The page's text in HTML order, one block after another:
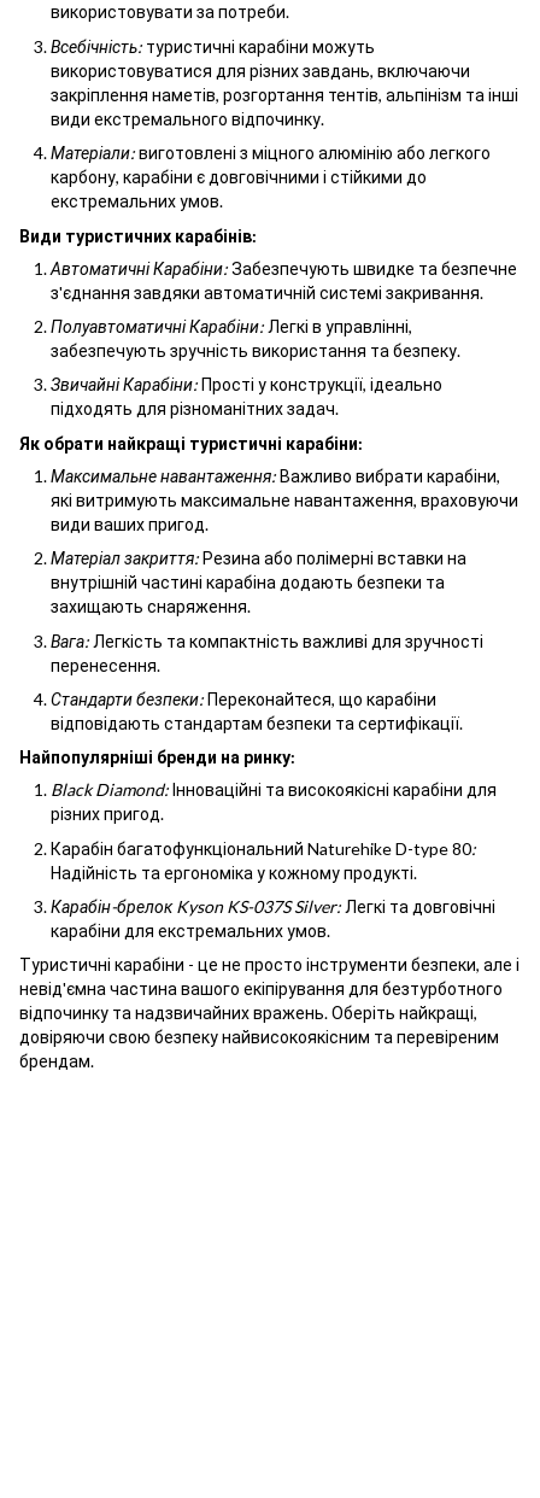
використовувати за потреби.
Всебічність: туристичні карабіни можуть
використовуватися для різних завдань, включаючи
закріплення наметів, розгортання тентів, альпінізм та інші
види екстремального відпочинку.
Матеріали:виготовлені з міцного алюмінію або легкого
карбону, карабіни є довговічними і стійкими до
екстремальних умов.
Види туристичних карабінів:
Автоматичні Карабіни:Забезпечують швидке та безпечне
з'єднання завдяки автоматичній системі закривання.
Полуавтоматичні Карабіни: Легкі в управлінні,
забезпечують зручність використання та безпеку.
Звичайні Карабіни:Прості у конструкції, ідеально
підходять для різноманітних задач.
Як обрати найкращі туристичні карабіни:
Максимальне навантаження:Важливо вибрати карабіни,
які витримують максимальне навантаження, враховуючи
види ваших пригод.
Матеріал закриття:Резина або полімерні вставки на
внутрішній частині карабіна додають безпеки та
захищають снаряження.
Вага: Легкість та компактність важливі для зручності
перенесення.
Стандарти безпеки:Переконайтеся, що карабіни
відповідають стандартам безпеки та сертифікації.
Найпопулярніші бренди на ринку:
Black Diamond:Інноваційні та високоякісні карабіни для
різних пригод.
Карабін багатофункціональний Naturehike D-type 80:
Надійність та ергономіка у кожному продукті.
Карабін-брелок Kyson KS-037S Silver​​​​​​​: Легкі та довговічні
карабіни для екстремальних умов.
Туристичні карабіни - це не просто інструменти безпеки, але і
невід'ємна частина вашого екіпірування для безтурботного
відпочинку та надзвичайних вражень. Оберіть найкращі,
довіряючи свою безпеку найвисокоякісним та перевіреним
брендам.